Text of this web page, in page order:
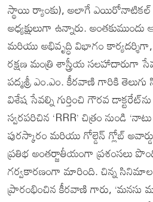
స్థాయి ర్యాంకు), అలాగే
అధ్యక్షులుగా ఉన్నారు.
మరియు అభివృద్ధి విభాగం
రక్షణ మంత్రి శాస్త్రీయ సలహాదారుగా
పద్మశ్రీ ఎం.ఎం. కీరవాణి గారికి
విశేష సేవల్ని గుర్తించి గౌరవ
స్వరపరిచిన ‘RRR’ చిత్రం నుండి
పురస్కారం మరియు గోల్డెన్ గ్లోబ్
ప్రతిభ అంతర్జాతీయంగా ప్రశంసలు
గర్వకారణంగా మారింది. చిన్న
ప్రారంభించిన కీరవాణి గారు, ‘మనసు